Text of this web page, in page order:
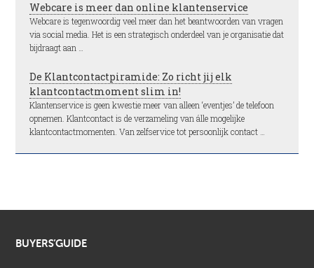
Webcare is meer dan online klantenservice
Webcare is tegenwoordig veel meer dan het beantwoorden van vragen
via social media. Het is een strategisch onderdeel van je organisatie dat
bijdraagt aan …
De Klantcontactpiramide: Zo richt jij elk
klantcontactmoment slim in!
Klantenservice is geen kwestie meer van alleen ‘eventjes’ de telefoon
opnemen. Klantcontact is de verzameling van álle mogelijke
klantcontactmomenten. Van zelfservice tot persoonlijk contact …
BUYERS’GUIDE